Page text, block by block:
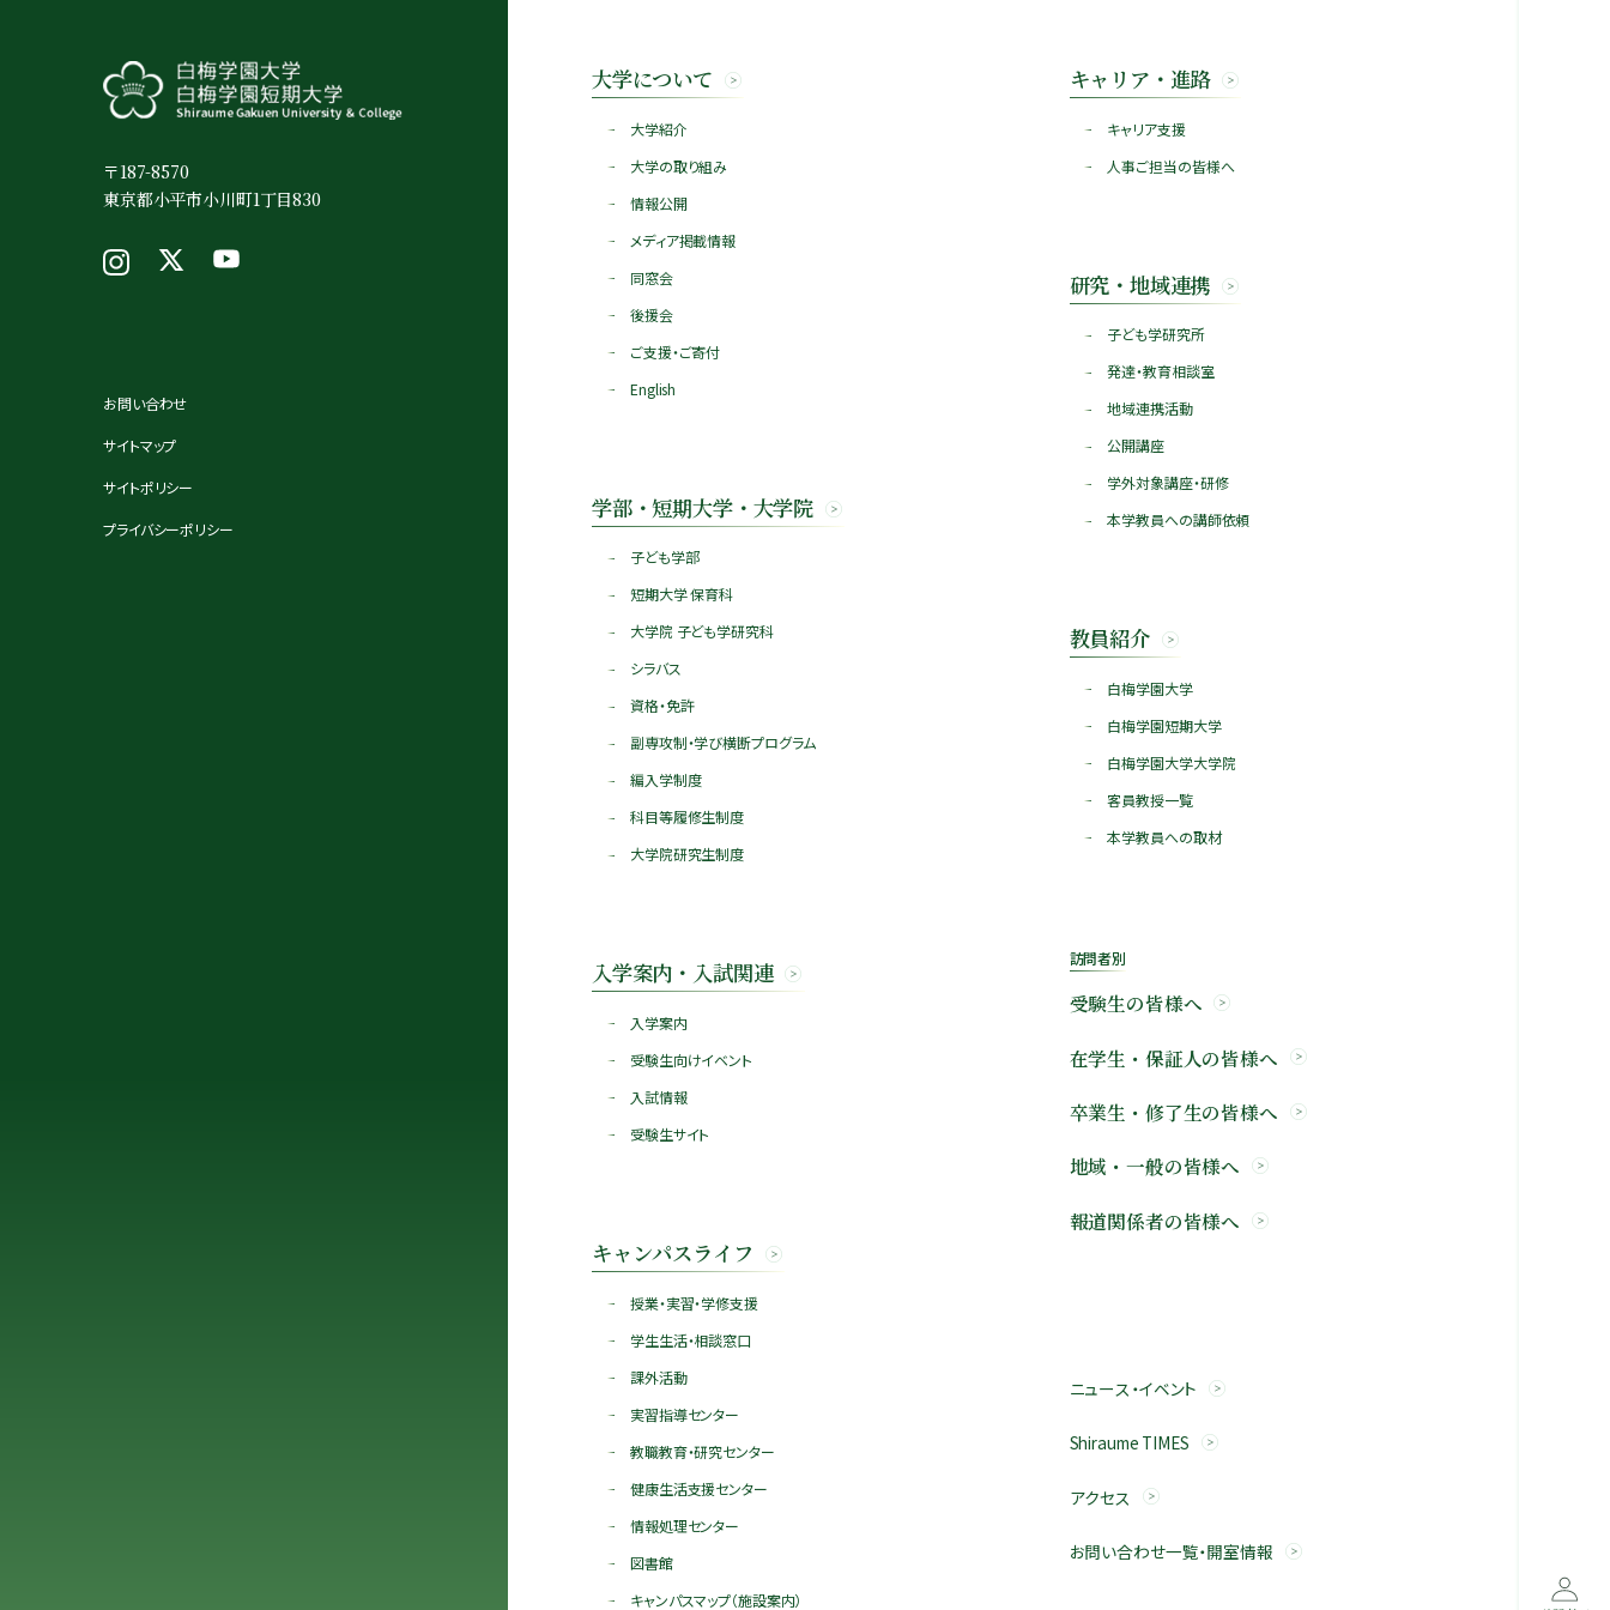
大学について
大学紹介
大学の取り組み
情報公開
メディア掲載情報
同窓会
後援会
ご支援・ご寄付
English
学部・短期大学・大学院
子ども学部
短期大学 保育科
大学院 子ども学研究科
シラバス
資格・免許
副専攻制・学び横断プログラム
編入学制度
科目等履修生制度
大学院研究生制度
入学案内・入試関連
入学案内
受験生向けイベント
入試情報
受験生サイト
キャンパスライフ
授業・実習・学修支援
学生生活・相談窓口
課外活動
実習指導センター
教職教育・研究センター
健康生活支援センター
情報処理センター
図書館
キャンパスマップ（施設案内）
キャリア・進路
キャリア支援
人事ご担当の皆様へ
研究・地域連携
子ども学研究所
発達・教育相談室
地域連携活動
公開講座
学外対象講座・研修
本学教員への講師依頼
教員紹介
白梅学園大学
白梅学園短期大学
白梅学園大学大学院
客員教授一覧
本学教員への取材
訪問者別
受験生の皆様へ
在学生・保証人の皆様へ
卒業生・修了生の皆様へ
地域・一般の皆様へ
報道関係者の皆様へ
ニュース・イベント
Shiraume TIMES
アクセス
お問い合わせ一覧・開室情報
〒187-8570
東京都小平市小川町1丁目830
お問い合わせ
サイトマップ
サイトポリシー
プライバシーポリシー